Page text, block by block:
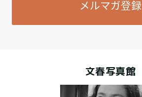
メルマガ登録
文春写真館